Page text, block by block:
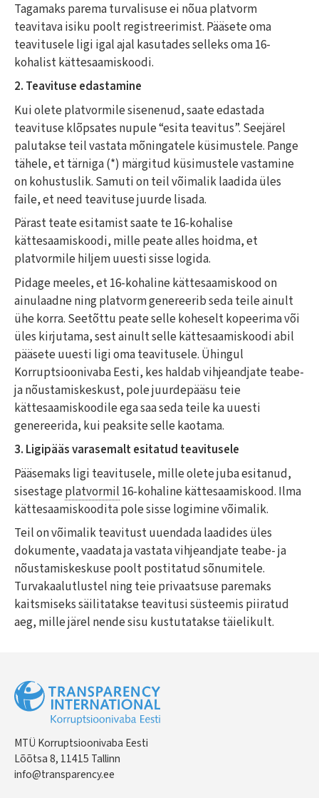
Tagamaks parema turvalisuse ei nõua platvorm
teavitava isiku poolt registreerimist. Pääsete oma
teavitusele ligi igal ajal kasutades selleks oma 16-
kohalist kättesaamiskoodi.
2. Teavituse edastamine
Kui olete platvormile sisenenud, saate edastada
teavituse klõpsates nupule “esita teavitus”. Seejärel
palutakse teil vastata mõningatele küsimustele. Pange
tähele, et tärniga (*) märgitud küsimustele vastamine
on kohustuslik. Samuti on teil võimalik laadida üles
faile, et need teavituse juurde lisada.
Pärast teate esitamist saate te 16-kohalise
kättesaamiskoodi, mille peate alles hoidma, et
platvormile hiljem uuesti sisse logida.
Pidage meeles, et 16-kohaline kättesaamiskood on
ainulaadne ning platvorm genereerib seda teile ainult
ühe korra. Seetõttu peate selle koheselt kopeerima või
üles kirjutama, sest ainult selle kättesaamiskoodi abil
pääsete uuesti ligi oma teavitusele. Ühingul
Korruptsioonivaba Eesti, kes haldab vihjeandjate teabe-
ja nõustamiskeskust, pole juurdepääsu teie
kättesaamiskoodile ega saa seda teile ka uuesti
genereerida, kui peaksite selle kaotama.
3. Ligipääs varasemalt esitatud teavitusele
Pääsemaks ligi teavitusele, mille olete juba esitanud,
sisestageplatvormil 16-kohaline kättesaamiskood. Ilma
kättesaamiskoodita pole sisse logimine võimalik.
Teil on võimalik teavitust uuendada laadides üles
dokumente, vaadata ja vastata vihjeandjate teabe- ja
nõustamiskeskuse poolt postitatud sõnumitele.
Turvakaalutlustel ning teie privaatsuse paremaks
kaitsmiseks säilitatakse teavitusi süsteemis piiratud
aeg, mille järel nende sisu kustutatakse täielikult.
MTÜ Korruptsioonivaba Eesti
Lõõtsa 8, 11415 Tallinn
info@transparency.ee